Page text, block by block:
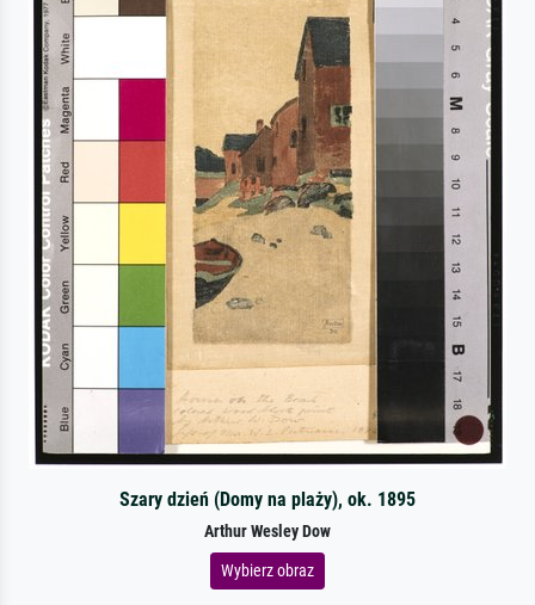
Szary dzień (Domy na plaży), ok. 1895
Arthur Wesley Dow
Wybierz obraz